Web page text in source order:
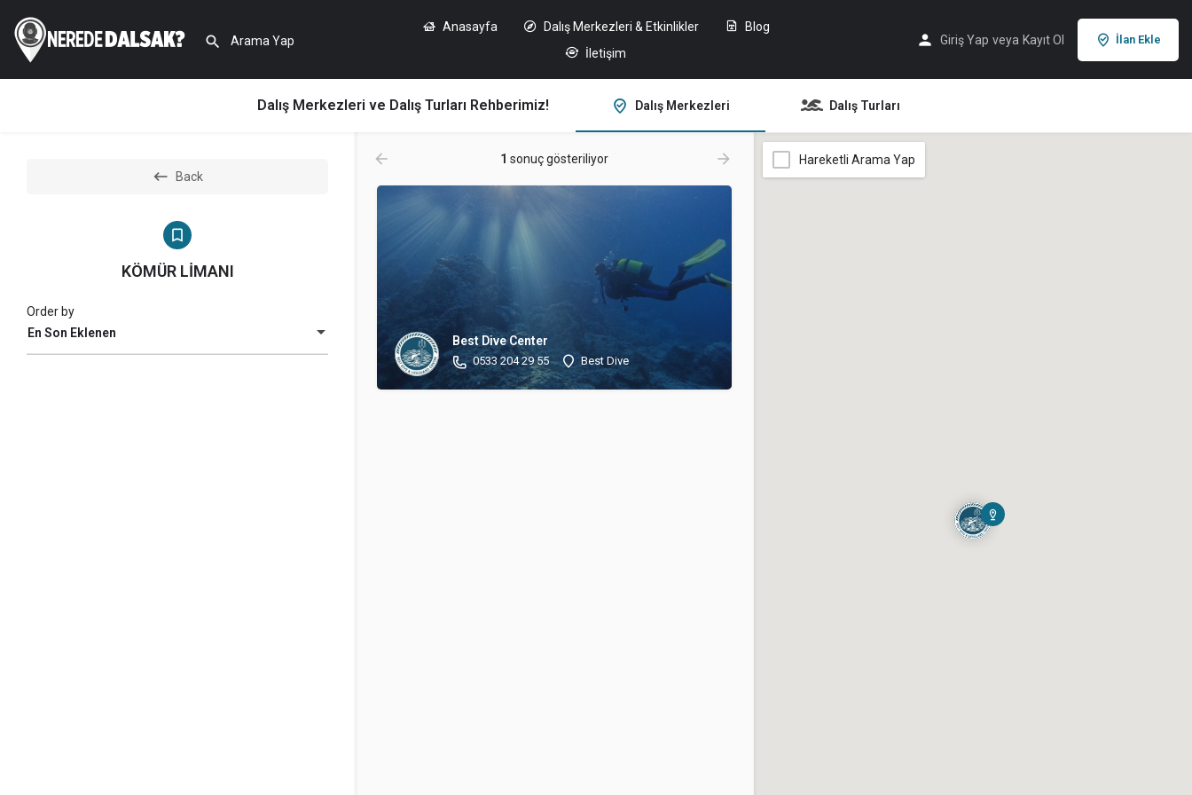
Anasayfa Dalış Merkezleri & Etkinlikler
Blog
İletişim
Giriş Yap veya Kayıt Ol İlan Ekle
Dalış Merkezleri ve Dalış Turları Rehberimiz! Dalış Merkezleri Dalış Turları
Back
KÖMÜR LİMANI
En Son Eklenen
Order by
1 sonuç gösteriliyor
Best Dive Center
0533 204 29 55 Best Dive
Hareketli Arama Yap